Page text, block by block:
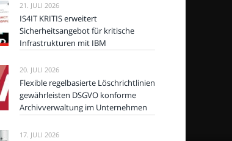
21. JULI 2026
IS4IT KRITIS erweitert
Sicherheitsangebot für kritische
Infrastrukturen mit IBM
20. JULI 2026
Flexible regelbasierte Löschrichtlinien
gewährleisten DSGVO konforme
Archivverwaltung im Unternehmen
17. JULI 2026